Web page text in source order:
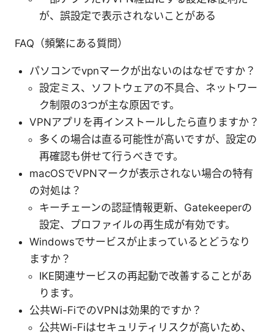
が、誤設定で表示されないことがある
FAQ（頻繁にある質問）
パソコンでvpnマークが出ないのはなぜですか？
設定ミス、ソフトウェアの不具合、ネットワー
ク制限の3つが主な原因です。
VPNアプリを再インストールしたら直りますか？
多くの場合は直る可能性が高いですが、設定の
再確認も併せて行うべきです。
macOSでVPNマークが表示されない場合の特有
の対処は？
キーチェーンの認証情報更新、Gatekeeperの
設定、プロファイルの再生成が有効です。
Windowsでサービスが止まっているとどうなり
ますか？
IKE関連サービスの再起動で改善することがあ
ります。
公共Wi-FiでのVPNは効果的ですか？
公共Wi-Fiはセキュリティリスクが高いため、